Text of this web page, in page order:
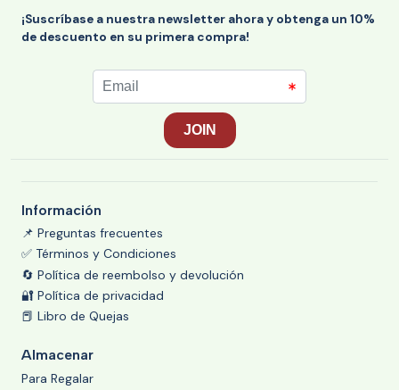
¡Suscríbase a nuestra newsletter ahora y obtenga un 10%
de descuento en su primera compra!
Información
📌 Preguntas frecuentes
✅ Términos y Condiciones
🔄 Política de reembolso y devolución
🔐 Política de privacidad
📕 Libro de Quejas
Almacenar
Para Regalar